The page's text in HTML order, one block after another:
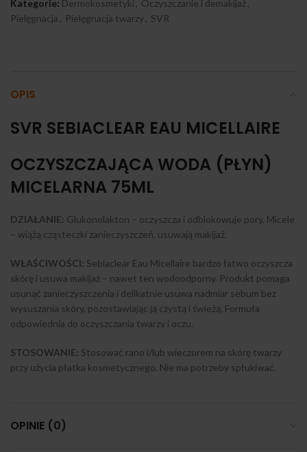
Kategorie: Dermokosmetyki Oczyszczanie i demakijaż
Pielęgnacja
Pielęgnacja twarzy SVR
OPIS
SVR SEBIACLEAR EAU MICELLAIRE
OCZYSZCZAJĄCA WODA (PŁYN)
MICELARNA 75ML
DZIAŁANIE: Glukonolakton – oczyszcza i odblokowuje pory. Micele
– wiążą cząsteczki zanieczyszczeń, usuwają makijaż.
WŁAŚCIWOŚCI: Sebiaclear Eau Micellaire bardzo łatwo oczyszcza
skórę i usuwa makijaż – nawet ten wodoodporny. Produkt pomaga
usunąć zanieczyszczenia i delikatnie usuwa nadmiar sebum bez
wysuszania skóry, pozostawiając ją czystą i świeżą. Formuła
odpowiednia do oczyszczania twarzy i oczu.
STOSOWANIE: Stosować rano i/lub wieczorem na skórę twarzy
przy użycia płatka kosmetycznego. Nie ma potrzeby spłukiwać.
OPINIE (0)